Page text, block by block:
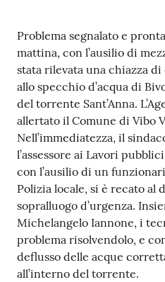
su
Contenuto
Problema segnalato e
mattina, con l’ausilio di
stata rilevata una chiazza
allo specchio d’acqua di
del torrente Sant’Anna.
allertato il Comune di Vibo
Nell’immediatezza, il
l’assessore ai Lavori
con l’ausilio di un
Polizia locale, si è recato al
sopralluogo d’urgenza.
Michelangelo Iannone, i
problema risolvendolo, e
deflusso delle acque
all’interno del torrente.